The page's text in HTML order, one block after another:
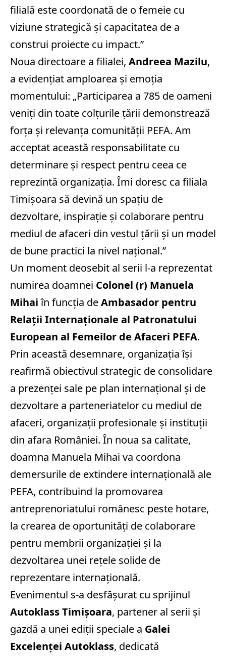
filială este coordonată de o femeie cu
viziune strategică și capacitatea de a
construi proiecte cu impact.”
Noua directoare a filialei, Andreea Mazilu,
a evidențiat amploarea și emoția
momentului: „Participarea a 785 de oameni
veniți din toate colțurile țării demonstrează
forța și relevanța comunității PEFA. Am
acceptat această responsabilitate cu
determinare și respect pentru ceea ce
reprezintă organizația. Îmi doresc ca filiala
Timișoara să devină un spațiu de
dezvoltare, inspirație și colaborare pentru
mediul de afaceri din vestul țării și un model
de bune practici la nivel național.”
Un moment deosebit al serii l-a reprezentat
numirea doamnei Colonel (r) Manuela
Mihaiîn funcția deAmbasador pentru
Relații Internaționale al Patronatului
European al Femeilor de Afaceri PEFA.
Prin această desemnare, organizația își
reafirmă obiectivul strategic de consolidare
a prezenței sale pe plan internațional și de
dezvoltare a parteneriatelor cu mediul de
afaceri, organizații profesionale și instituții
din afara României. În noua sa calitate,
doamna Manuela Mihai va coordona
demersurile de extindere internațională ale
PEFA, contribuind la promovarea
antreprenoriatului românesc peste hotare,
la crearea de oportunități de colaborare
pentru membrii organizației și la
dezvoltarea unei rețele solide de
reprezentare internațională.
Evenimentul s-a desfășurat cu sprijinul
Autoklass Timișoara, partener al serii și
gazdă a unei ediții speciale a Galei
Excelenței Autoklass, dedicată